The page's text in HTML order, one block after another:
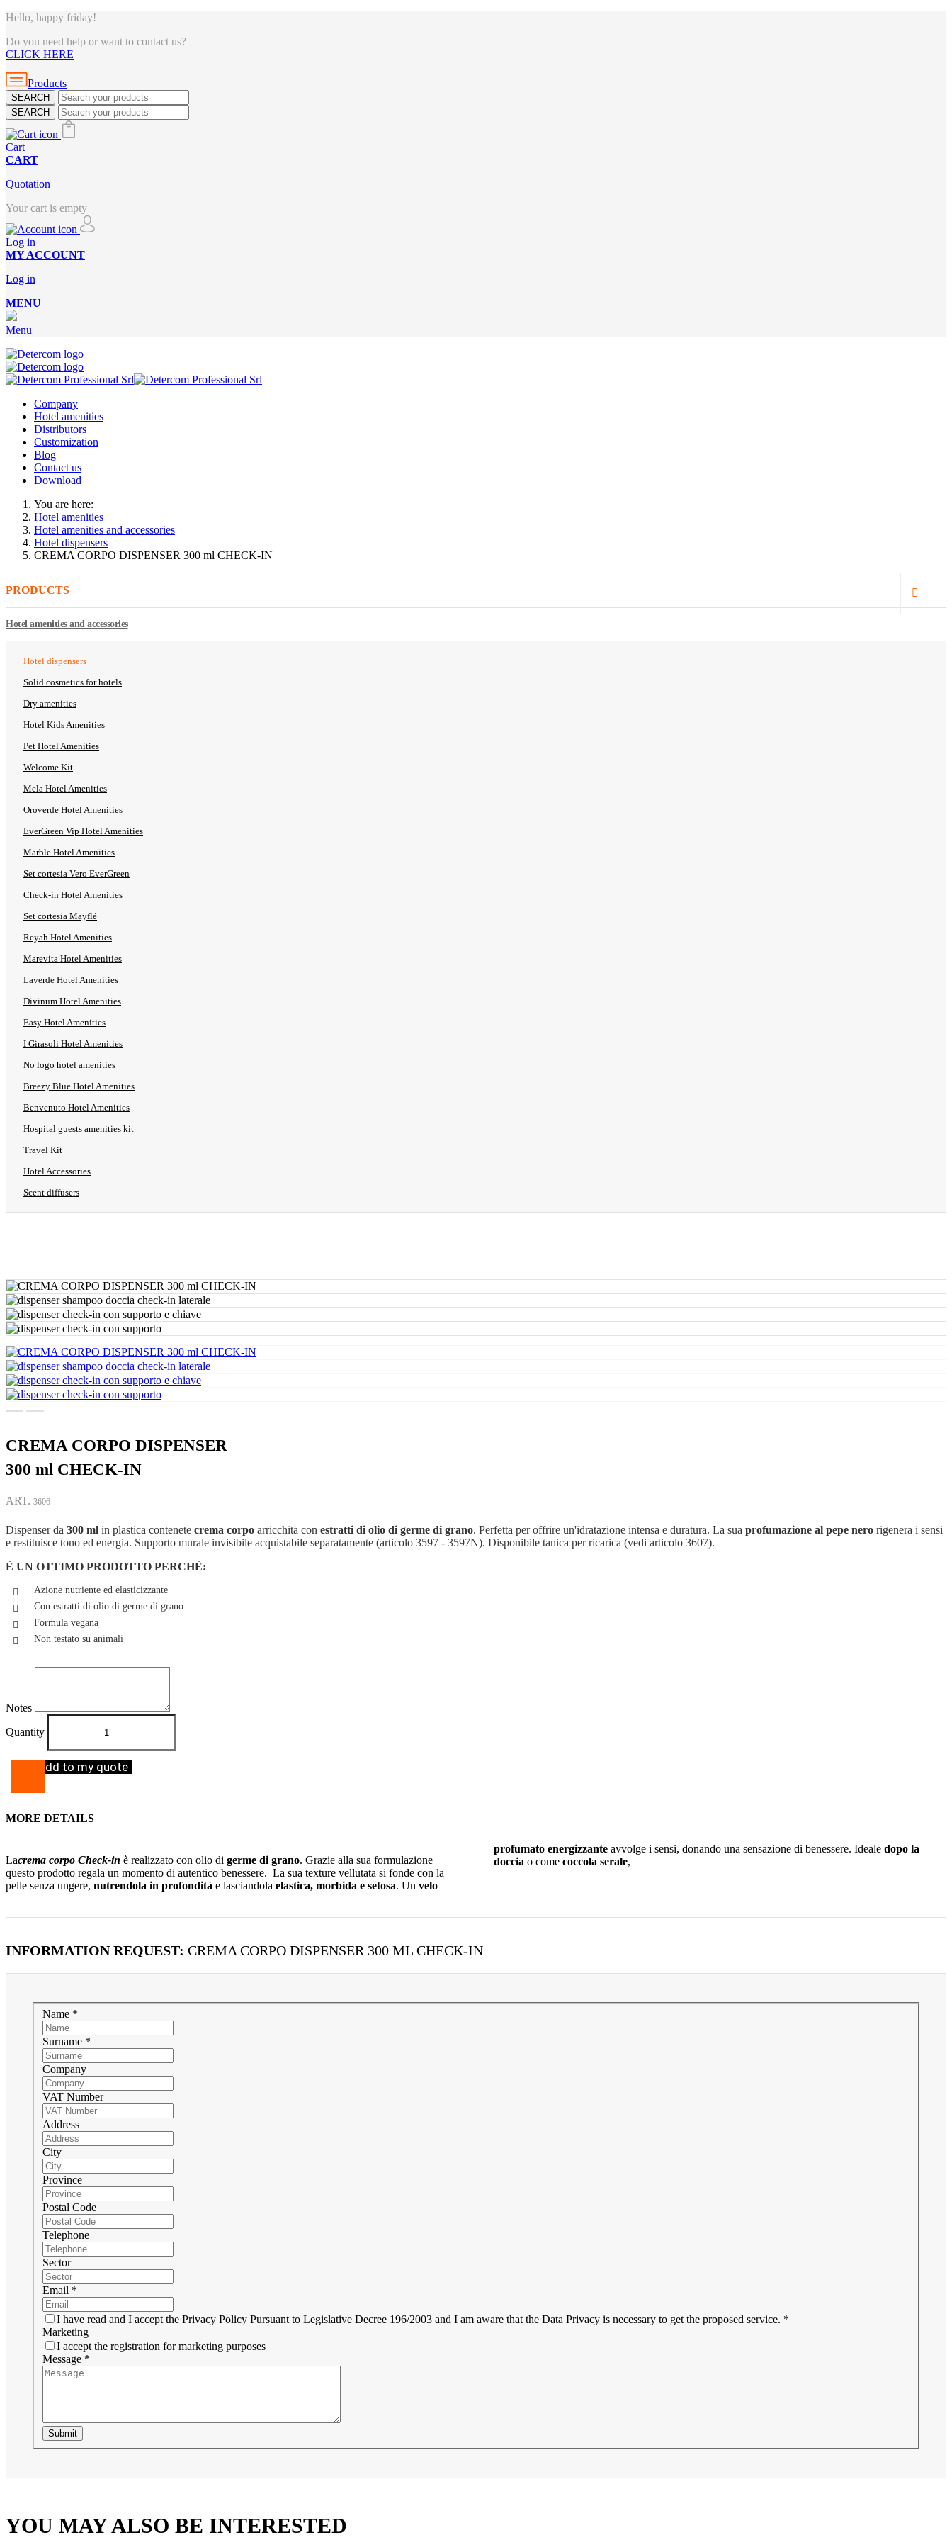
Hello, happy friday!
Do you need help or want to contact us?
CLICK HERE
Products
SEARCH
SEARCH
Cart
CART
Quotation
Your cart is empty
Log in
MY ACCOUNT
Log in
MENU
Menu
Company
Hotel amenities
Distributors
Customization
Blog
Contact us
Download
You are here:
Hotel amenities
Hotel amenities and accessories
Hotel dispensers
CREMA CORPO DISPENSER 300 ml CHECK-IN
PRODUCTS
Hotel amenities and accessories
Hotel dispensers
Solid cosmetics for hotels
Dry amenities
Hotel Kids Amenities
Pet Hotel Amenities
Welcome Kit
Mela Hotel Amenities
Oroverde Hotel Amenities
EverGreen Vip Hotel Amenities
Marble Hotel Amenities
Set cortesia Vero EverGreen
Check-in Hotel Amenities
Set cortesia Mayflé
Reyah Hotel Amenities
Marevita Hotel Amenities
Laverde Hotel Amenities
Divinum Hotel Amenities
Easy Hotel Amenities
I Girasoli Hotel Amenities
No logo hotel amenities
Breezy Blue Hotel Amenities
Benvenuto Hotel Amenities
Hospital guests amenities kit
Travel Kit
Hotel Accessories
Scent diffusers
CREMA CORPO DISPENSER
300 ml CHECK-IN
ART. 3606
Dispenser da 300 ml in plastica contenete crema corpo arricchita con estratti di olio di germe di grano. Perfetta per offrire un'idratazione intensa e duratura. La sua profumazione al pepe nero rigenera i sensi
e restituisce tono ed energia. Supporto murale invisibile acquistabile separatamente (articolo 3597 - 3597N). Disponibile tanica per ricarica (vedi articolo 3607).
È UN OTTIMO PRODOTTO PERCHÈ:
Azione nutriente ed elasticizzante
Con estratti di olio di germe di grano
Formula vegana
Non testato su animali
Notes
Quantity
Add to my quote
MORE DETAILS
Lacrema corpo Check-in è realizzato con olio di germe di grano. Grazie alla sua formulazione
questo prodotto regala un momento di autentico benessere. La sua texture vellutata si fonde con la
pelle senza ungere, nutrendola in profondità e lasciandola elastica, morbida e setosa. Un velo
profumato energizzante avvolge i sensi, donando una sensazione di benessere. Ideale dopo la
doccia o come coccola serale,
INFORMATION REQUEST: CREMA CORPO DISPENSER 300 ML CHECK-IN
Name *
Surname *
Company
VAT Number
Address
City
Province
Postal Code
Telephone
Sector
Email *
I have read and I accept the Privacy Policy Pursuant to Legislative Decree 196/2003 and I am aware that the Data Privacy is necessary to get the proposed service. *
Marketing
I accept the registration for marketing purposes
Message *
Submit
YOU MAY ALSO BE INTERESTED